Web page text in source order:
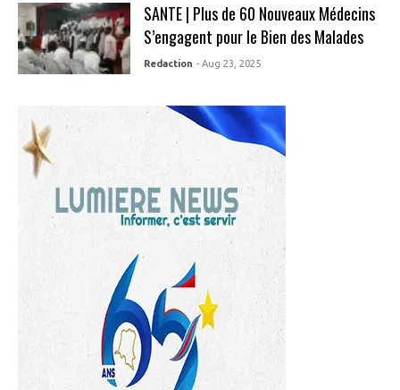
SANTE | Plus de 60 Nouveaux Médecins
S’engagent pour le Bien des Malades
Redaction - Aug 23, 2025